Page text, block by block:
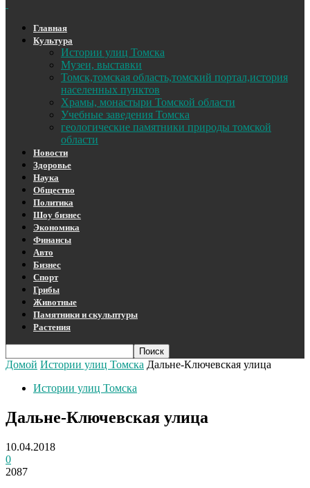
Главная
Культура
Истории улиц Томска
Музеи, выставки
Томск,томская область,томский портал,история
населенных пунктов
Храмы, монастыри Томской области
Учебные заведения Томска
геологические памятники природы томской
области
Новости
Здоровье
Наука
Общество
Политика
Шоу бизнес
Экономика
Финансы
Авто
Бизнес
Спорт
Грибы
Животные
Памятники и скульптуры
Растения
Домой Истории улиц Томска Дальне-Ключевская улица
Истории улиц Томска
Дальне-Ключевская улица
10.04.2018
0
2087